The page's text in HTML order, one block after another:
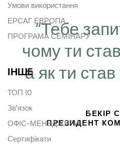
“Тебе
чому ти
а як ти
БЕКІР
ПРЕЗИДЕНТ
Умови використання
ЕРСАГ ЕВРОПА
ПРОГРАМА СЕМІНАРУ
ІНШE
ТОП 10
Зв'язок
ОФІС-МЕНЕДЖЕРИ
Сертифікати